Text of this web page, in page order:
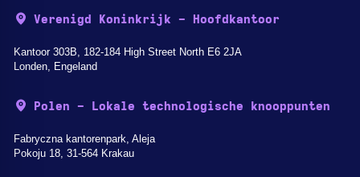
Verenigd Koninkrijk - Hoofdkantoor
Kantoor 303B, 182-184 High Street North E6 2JA
Londen, Engeland
Polen - Lokale technologische knooppunten
Fabryczna kantorenpark, Aleja
Pokoju 18, 31-564 Krakau